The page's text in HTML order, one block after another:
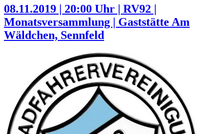
08.11.2019 | 20:00 Uhr | RV92 |
Monatsversammlung | Gaststätte Am
Wäldchen, Sennfeld